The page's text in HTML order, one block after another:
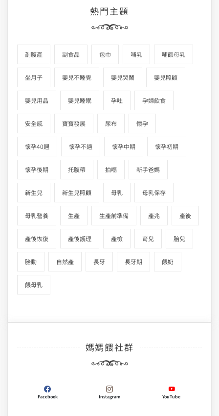
熱門主題
剖腹產 副食品 包巾 哺乳 哺餵母乳
坐月子 嬰兒不睡覺 嬰兒哭鬧 嬰兒照顧
嬰兒用品 嬰兒睡眠 孕吐 孕婦飲食
安全感 寶寶發展 尿布 懷孕
懷孕40週 懷孕不適 懷孕中期 懷孕初期
懷孕後期 托腹帶 拍嗝 新手爸媽
新生兒 新生兒照顧 母乳 母乳保存
母乳營養 生產 生產前準備 產兆 產後
產後恢復 產後護理 產檢 育兒 胎兒
胎動 自然產 長牙 長牙期 餵奶
餵母乳
媽媽餵社群
Facebook Instagram YouTube